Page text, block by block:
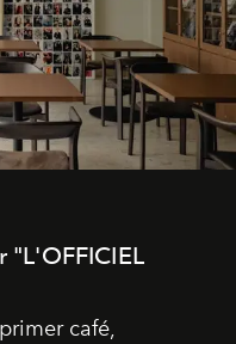
"L'OFFICIEL
café,